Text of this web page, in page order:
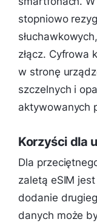
stopniowo
złącz. Cyfrowa
w stronę
szczelnych i
aktywowanych
Korzyści dla
Dla
zaletą eSIM
dodanie
danych może